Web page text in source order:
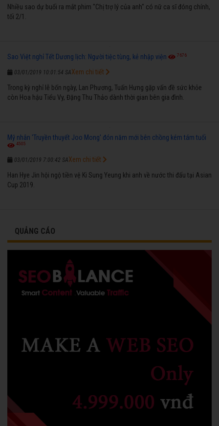
Nhiều sao dự buổi ra mắt phim "Chị trợ lý của anh" có nữ ca sĩ đóng chính,
tối 2/1.
Sao Việt nghỉ Tết Dương lịch: Người tiệc tùng, kẻ nhập viện 7676
03/01/2019 10:01:54 SA
Trong kỳ nghỉ lễ bốn ngày, Lan Phương, Tuấn Hưng gặp vấn đề sức khỏe
còn Hoa hậu Tiểu Vy, Đặng Thu Thảo dành thời gian bên gia đình.
Xem chi tiết
Mỹ nhân 'Truyền thuyết Joo Mong' đón năm mới bên chồng kém tám tuổi
4505
03/01/2019 7:00:42 SA
Han Hye Jin hội ngộ tiền vệ Ki Sung Yeung khi anh về nước thi đấu tại Asian
Cup 2019.
Xem chi tiết
QUẢNG CÁO